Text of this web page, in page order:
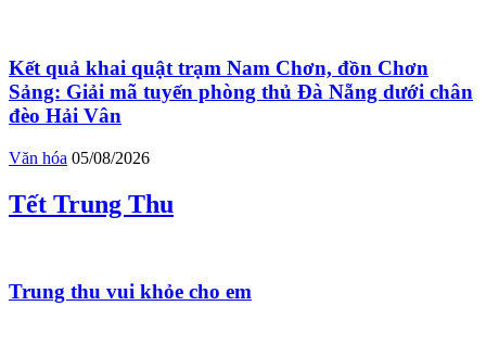
Kết quả khai quật trạm Nam Chơn, đồn Chơn
Sảng: Giải mã tuyến phòng thủ Đà Nẵng dưới chân
đèo Hải Vân
Văn hóa 05/08/2026
Tết Trung Thu
Trung thu vui khỏe cho em